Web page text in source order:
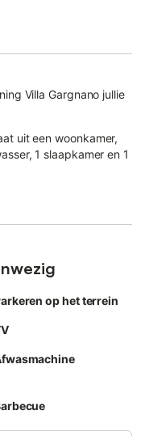
Villa Gargnano jullie
uit een woonkamer,
1 slaapkamer en 1
beschikbaar.
door zonne-
op het terrein